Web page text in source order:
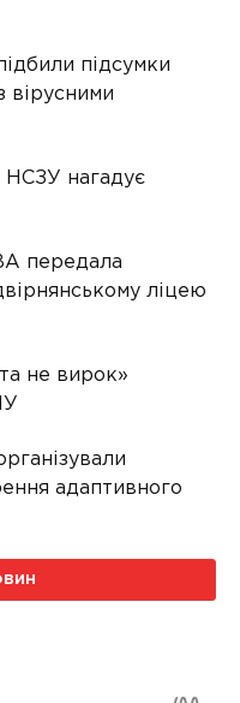
підсумки
вірусними
НСЗУ нагадує
передала
ліцею
не вирок»
адаптивного